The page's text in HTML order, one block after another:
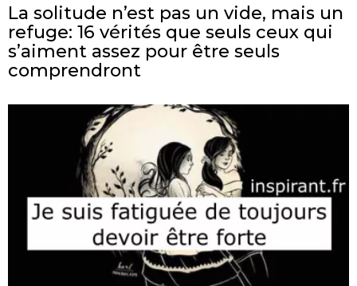
La solitude n’est pas un vide, mais un
refuge: 16 vérités que seuls ceux qui
s’aiment assez pour être seuls
comprendront